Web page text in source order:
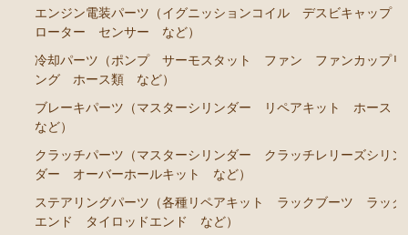
カローラレビン スプリンタートレノ AE86
エンジンパーツ 4A-GEU
ブレーキパーツ（マスターシリンダー リペアキッ
ト ホース など）
クラッチパーツ（マスターシリンダー クラッチレリ
ーズシリンダー オーバーホールキット など）
足廻りパーツ（アッパーマウント ベアリング ボー
ルジョイント など）
エンジン電装パーツ（イグニッションコイル デスビキャップ
ローター センサー など）
冷却パーツ（ポンプ サーモスタット ファン ファンカップリ
ング ホース類 など）
ブレーキパーツ（マスターシリンダー リペアキット ホース
など）
クラッチパーツ（マスターシリンダー クラッチレリーズシリン
ダー オーバーホールキット など）
ステアリングパーツ（各種リペアキット ラックブーツ ラック
エンド タイロッドエンド など）